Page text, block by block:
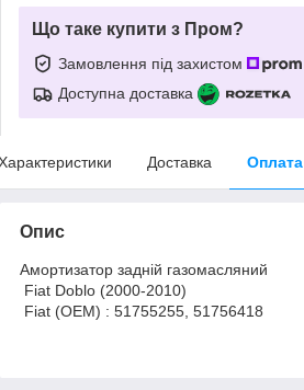
Що таке купити з Пром?
Замовлення під захистом
Доступна доставка
Доставка Оплата
Опис
Амортизатор задній газомасляний
Fiat Doblo (2000-2010)
Fiat (OEM) : 51755255, 51756418